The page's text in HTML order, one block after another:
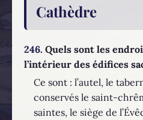
Cathèdre
246. Quels sont les
l’intérieur des édifices
Ce sont : l’autel, le
conservés le saint-
saintes, le siège de